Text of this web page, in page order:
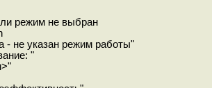
режим не выбран
- не указан режим работы"
"